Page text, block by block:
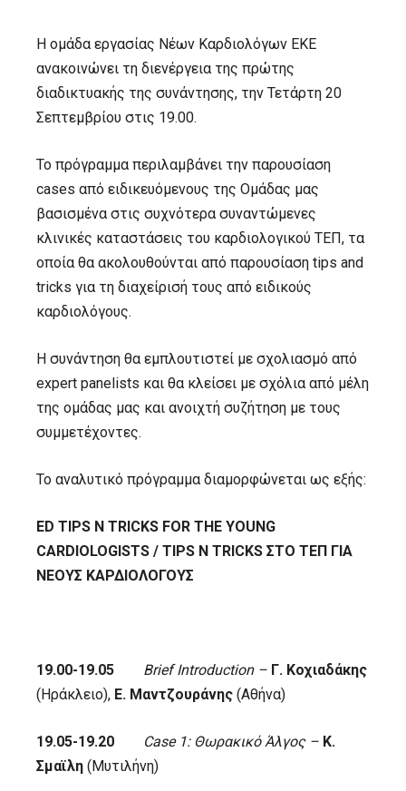
Η ομάδα εργασίας Νέων Καρδιολόγων ΕΚΕ
ανακοινώνει τη διενέργεια της πρώτης
διαδικτυακής της συνάντησης, την Τετάρτη 20
Σεπτεμβρίου στις 19.00.
Το πρόγραμμα περιλαμβάνει την παρουσίαση
cases από ειδικευόμενους της Ομάδας μας
βασισμένα στις συχνότερα συναντώμενες
κλινικές καταστάσεις του καρδιολογικού ΤΕΠ, τα
οποία θα ακολουθούνται από παρουσίαση tips and
tricks για τη διαχείρισή τους από ειδικούς
καρδιολόγους.
Η συνάντηση θα εμπλουτιστεί με σχολιασμό από
expert panelists και θα κλείσει με σχόλια από μέλη
της ομάδας μας και ανοιχτή συζήτηση με τους
συμμετέχοντες.
Το αναλυτικό πρόγραμμα διαμορφώνεται ως εξής:
ED TIPS N TRICKS FOR THE YOUNG
CARDIOLOGISTS / TIPS N TRICKS ΣΤΟ ΤΕΠ ΓΙΑ
ΝΕΟΥΣ ΚΑΡΔΙΟΛΟΓΟΥΣ
19.00-19.05 Brief Introduction – Γ. Κοχιαδάκης
(Ηράκλειο), Ε. Μαντζουράνης (Αθήνα)
19.05-19.20 Case 1: Θωρακικό Άλγος – Κ.
Σμαϊλη (Μυτιλήνη)